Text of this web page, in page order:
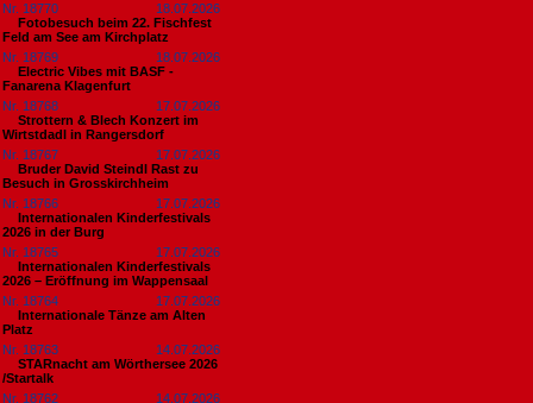
Nr. 18770
18.07.2026
Fotobesuch beim 22. Fischfest
Feld am See am Kirchplatz
Nr. 18769
18.07.2026
Electric Vibes mit BASF -
Fanarena Klagenfurt
Nr. 18768
17.07.2026
Strottern & Blech Konzert im
Wirtstdadl in Rangersdorf
Nr. 18767
17.07.2026
Bruder David Steindl Rast zu
Besuch in Grosskirchheim
Nr. 18766
17.07.2026
Internationalen Kinderfestivals
2026 in der Burg
Nr. 18765
17.07.2026
Internationalen Kinderfestivals
2026 – Eröffnung im Wappensaal
Nr. 18764
17.07.2026
Internationale Tänze am Alten
Platz
Nr. 18763
14.07.2026
STARnacht am Wörthersee 2026
/Startalk
Nr. 18762
14.07.2026